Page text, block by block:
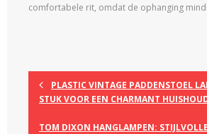
comfortabele rit, omdat de ophanging
PLASTIC VINTAGE PADDENSTOEL
STUK VOOR EEN CHARMANT
TOM DIXON HANGLAMPEN: